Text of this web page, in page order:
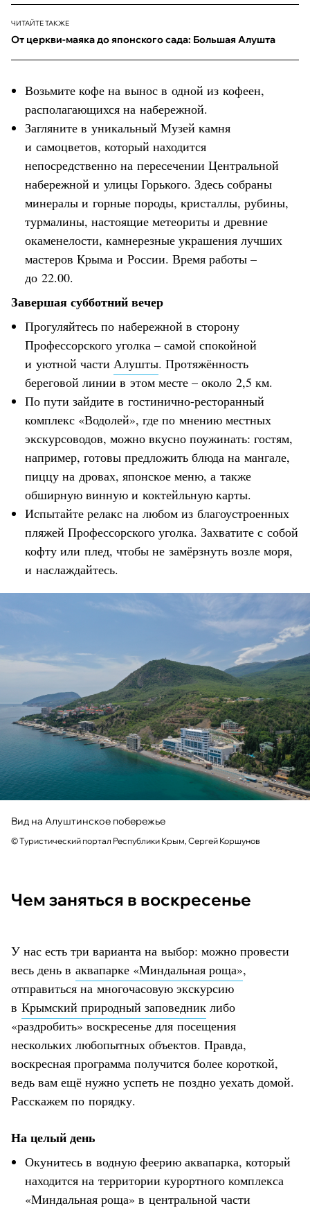
ЧИТАЙТЕ ТАКЖЕ
От церкви-маяка до японского сада: Большая Алушта
Возьмите кофе на вынос в одной из кофеен,
располагающихся на набережной.
Загляните в уникальный Музей камня
и самоцветов, который находится
непосредственно на пересечении Центральной
набережной и улицы Горького. Здесь собраны
минералы и горные породы, кристаллы, рубины,
турмалины, настоящие метеориты и древние
окаменелости, камнерезные украшения лучших
мастеров Крыма и России. Время работы –
до 22.00.
Завершая субботний вечер
Прогуляйтесь по набережной в сторону
Профессорского уголка – самой спокойной
и уютной части Алушты. Протяжённость
береговой линии в этом месте – около 2,5 км.
По пути зайдите в гостинично-ресторанный
комплекс «Водолей», где по мнению местных
экскурсоводов, можно вкусно поужинать: гостям,
например, готовы предложить блюда на мангале,
пиццу на дровах, японское меню, а также
обширную винную и коктейльную карты.
Испытайте релакс на любом из благоустроенных
пляжей Профессорского уголка. Захватите с собой
кофту или плед, чтобы не замёрзнуть возле моря,
и наслаждайтесь.
Вид на Алуштинское побережье
© Туристический портал Республики Крым, Сергей Коршунов
Чем заняться в воскресенье
У нас есть три варианта на выбор: можно провести
весь день в аквапарке «Миндальная роща»,
отправиться на многочасовую экскурсию
в Крымский природный заповедник либо
«раздробить» воскресенье для посещения
нескольких любопытных объектов. Правда,
воскресная программа получится более короткой,
ведь вам ещё нужно успеть не поздно уехать домой.
Расскажем по порядку.
На целый день
Окунитесь в водную феерию аквапарка, который
находится на территории курортного комплекса
«Миндальная роща» в центральной части